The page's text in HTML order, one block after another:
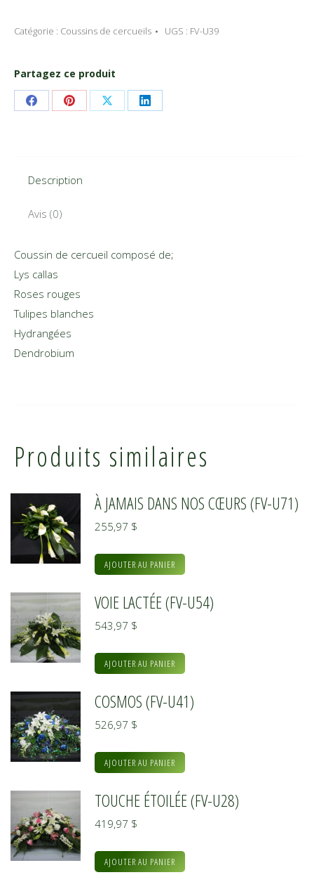
(FV-
Catégorie : Coussins de cercueils UGS : FV-U39
Partagez ce produit
Share Share Share Share
Description
Avis (0)
Coussin de cercueil composé de;
Lys callas
Roses rouges
Tulipes blanches
Hydrangées
Dendrobium
Produits similaires
À JAMAIS DANS NOS CŒURS (FV-U71)
255,97 $
AJOUTER AU PANIER
VOIE LACTÉE (FV-U54)
543,97 $
AJOUTER AU PANIER
COSMOS (FV-U41)
526,97 $
AJOUTER AU PANIER
TOUCHE ÉTOILÉE (FV-U28)
419,97 $
AJOUTER AU PANIER